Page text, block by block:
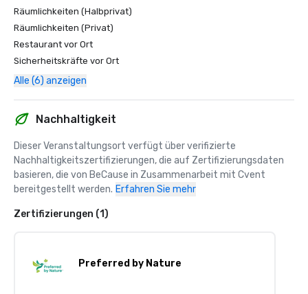
Räumlichkeiten (Halbprivat)
Räumlichkeiten (Privat)
Restaurant vor Ort
Sicherheitskräfte vor Ort
Alle (6) anzeigen
Nachhaltigkeit
Dieser Veranstaltungsort verfügt über verifizierte
Nachhaltigkeitszertifizierungen, die auf Zertifizierungsdaten
basieren, die von BeCause in Zusammenarbeit mit Cvent
bereitgestellt werden. Erfahren Sie mehr
Zertifizierungen (1)
Preferred by Nature